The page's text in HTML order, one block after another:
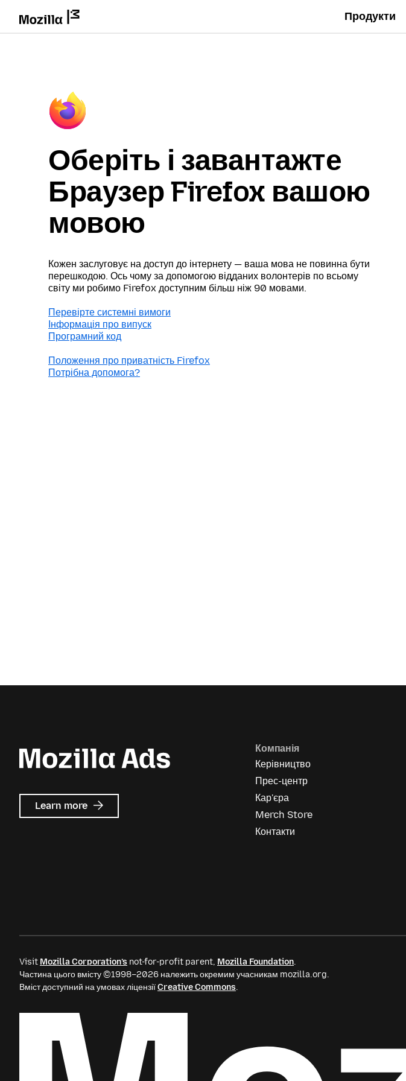
Продукти
Оберіть і завантажте
Браузер Firefox вашою
мовою
Кожен заслуговує на доступ до інтернету — ваша мова не повинна бути
перешкодою. Ось чому за допомогою відданих волонтерів по всьому
світу ми робимо Firefox доступним більш ніж 90 мовами.
Перевірте системні вимоги
Інформація про випуск
Програмний код
Положення про приватність Firefox
Потрібна допомога?
Learn more about
Mozilla
Компанія
Керівництво
Прес-центр
Кар'єра
Merch Store
Контакти
Visit Mozilla Corporation’s not-for-profit parent, Mozilla Foundation.
Частина цього вмісту ©1998–2026 належить окремим учасникам mozilla.org.
Вміст доступний на умовах ліцензіїCreative Commons.